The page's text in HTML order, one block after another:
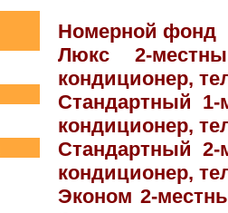
Номерной фонд
Люкс 2-
кондиционер,
Стандартный
кондиционер,
Стандартный
кондиционер,
Эконом 2-